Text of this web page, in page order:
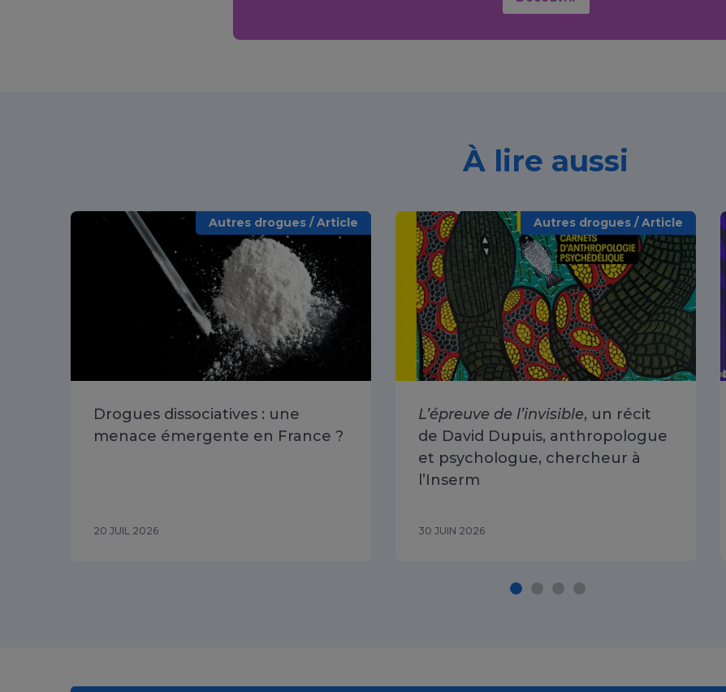
À lire aussi
Autres drogues / Article
Drogues dissociatives : une
menace émergente en France ?
20 JUIL 2026
Autres drogues / Article
L’épreuve de l’invisible, un récit
de David Dupuis, anthropologue
et psychologue, chercheur à
l’Inserm
30 JUIN 2026